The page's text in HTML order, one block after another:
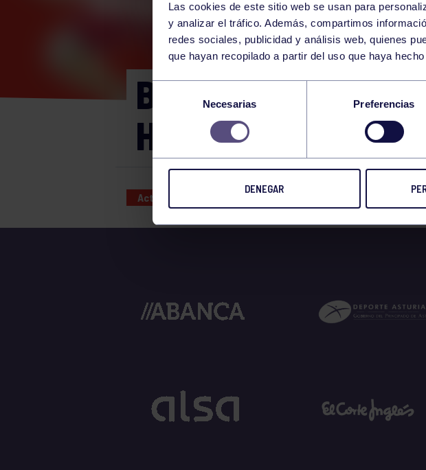
Las cookies de este sitio web se usan para
y analizar el tráfico. Además, compartimos
redes sociales, publicidad y análisis web, quienes
que hayan recopilado a partir del uso que haya
consentimiento
Necesarias Preferencias
DENEGAR
BAUTISMO BUCEO
HORAS
Actividades deportivas 10 SEP 2023